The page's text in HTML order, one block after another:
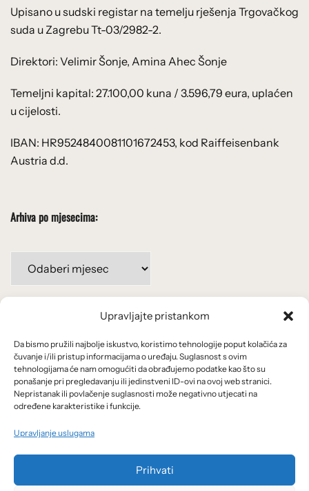
Upravljajte pristankom
Da bismo pružili najbolje iskustvo, koristimo tehnologije poput kolačića za
čuvanje i/ili pristup informacijama o uređaju. Suglasnost s ovim
tehnologijama će nam omogućiti da obrađujemo podatke kao što su
ponašanje pri pregledavanju ili jedinstveni ID-ovi na ovoj web stranici.
Nepristanak ili povlačenje suglasnosti može negativno utjecati na
određene karakteristike i funkcije.
Upravljanje uslugama
Prihvati
Upisano u sudski registar na temelju rješenja Trgovačkog
suda u Zagrebu Tt-03/2982-2.
Direktori: Velimir Šonje, Amina Ahec Šonje
Temeljni kapital: 27.100,00 kuna / 3.596,79 eura, uplaćen
u cijelosti.
IBAN: HR9524840081101672453, kod Raiffeisenbank
Austria d.d.
Arhiva po mjesecima:
mjesecima:
Uvjeti korištenja
Politika privatnosti
Kolačići